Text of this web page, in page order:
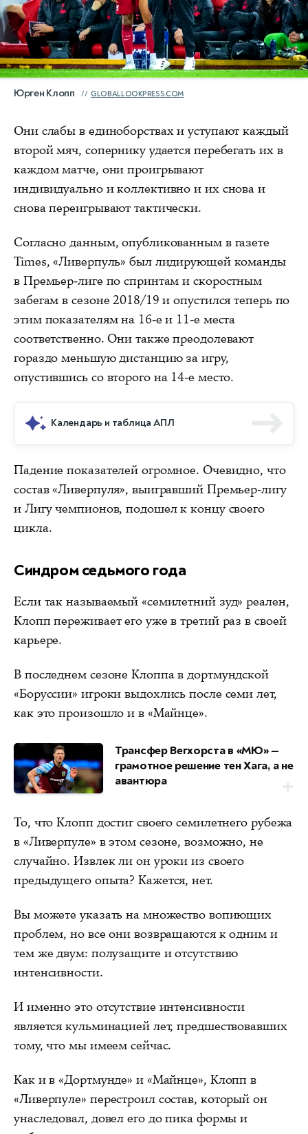
Юрген Клопп GLOBALLOOKPRESS.COM
Они слабы в единоборствах и уступают каждый
второй мяч, сопернику удается перебегать их в
каждом матче, они проигрывают
индивидуально и коллективно и их снова и
снова переигрывают тактически.
Согласно данным, опубликованным в газете
Times, «Ливерпуль» был лидирующей команды
в Премьер-лиге по спринтам и скоростным
забегам в сезоне 2018/19 и опустился теперь по
этим показателям на 16-е и 11-е места
соответственно. Они также преодолевают
гораздо меньшую дистанцию за игру,
опустившись со второго на 14-е место.
Календарь и таблица АПЛ
Падение показателей огромное. Очевидно, что
состав «Ливерпуля», выигравший Премьер-лигу
и Лигу чемпионов, подошел к концу своего
цикла.
Синдром седьмого года
Если так называемый «семилетний зуд» реален,
Клопп переживает его уже в третий раз в своей
карьере.
В последнем сезоне Клоппа в дортмундской
«Боруссии» игроки выдохлись после семи лет,
как это произошло и в «Майнце».
Трансфер Вегхорста в «МЮ» —
грамотное решение тен Хага, а не
авантюра
То, что Клопп достиг своего семилетнего рубежа
в «Ливерпуле» в этом сезоне, возможно, не
случайно. Извлек ли он уроки из своего
предыдущего опыта? Кажется, нет.
Вы можете указать на множество вопиющих
проблем, но все они возвращаются к одним и
тем же двум: полузащите и отсутствию
интенсивности.
И именно это отсутствие интенсивности
является кульминацией лет, предшествовавших
тому, что мы имеем сейчас.
Как и в «Дортмунде» и «Майнце», Клопп в
«Ливерпуле» перестроил состав, который он
унаследовал, довел его до пика формы и